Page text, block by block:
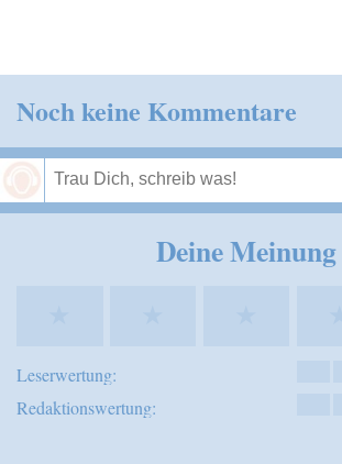
Noch keine Kommentare
Deine Meinung
Leserwertung:
Redaktionswertung: